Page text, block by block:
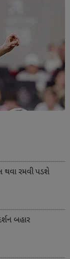
થવા રમવી પડશે
બહાર